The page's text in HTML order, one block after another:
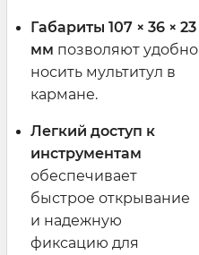
Габариты 107 × 36 × 23
мм позволяют удобно
носить мультитул в
кармане.
Легкий доступ к
инструментам
обеспечивает
быстрое открывание
и надежную
фиксацию для